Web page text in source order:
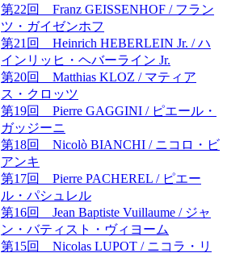
第22回 Franz GEISSENHOF / フラン
ツ・ガイゼンホフ
第21回 Heinrich HEBERLEIN Jr. / ハ
インリッヒ・ヘバーライン Jr.
第20回 Matthias KLOZ / マティア
ス・クロッツ
第19回 Pierre GAGGINI / ピエール・
ガッジーニ
第18回 Nicolò BIANCHI / ニコロ・ビ
アンキ
第17回 Pierre PACHEREL / ピエー
ル・パシュレル
第16回 Jean Baptiste Vuillaume / ジャ
ン・バティスト・ヴィヨーム
第15回 Nicolas LUPOT / ニコラ・リ